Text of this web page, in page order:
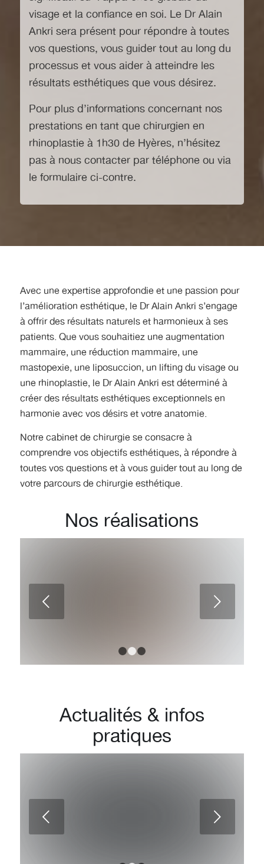
visage et la confiance en soi. Le Dr Alain
Ankri sera présent pour répondre à toutes
vos questions, vous guider tout au long du
processus et vous aider à atteindre les
résultats esthétiques que vous désirez.
Pour plus d’informations concernant nos
prestations en tant quechirurgien en
rhinoplastie à 1h30 de Hyères, n’hésitez
pas à nous contacter par téléphone ou via
le formulaire ci-contre.
Avec une expertise approfondie et une passion pour
l’amélioration esthétique, le Dr Alain Ankri s’engage
à offrir des résultats naturels et harmonieux à ses
patients. Que vous souhaitiez une augmentation
mammaire, une réduction mammaire, une
mastopexie, une liposuccion, un lifting du visage ou
une rhinoplastie, le Dr Alain Ankri est déterminé à
créer des résultats esthétiques exceptionnels en
harmonie avec vos désirs et votre anatomie.
Notre cabinet de chirurgie se consacre à
comprendre vos objectifs esthétiques, à répondre à
toutes vos questions et à vous guider tout au long de
votre parcours de chirurgie esthétique.
Nos réalisations
Actualités &infos
pratiques
Quelles sont les suites post-
opératoires après une rhinoplastie ?